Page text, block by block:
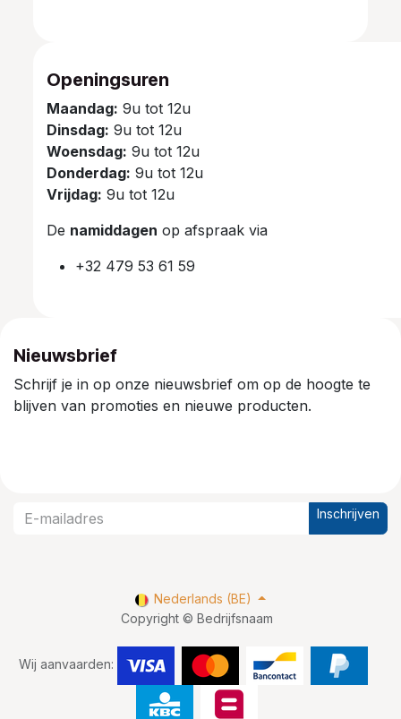
Openingsuren
Maandag: 9u tot 12u
Dinsdag: 9u tot 12u
Woensdag: 9u tot 12u
Donderdag: 9u tot 12u
Vrijdag: 9u tot 12u
De namiddagen op afspraak via
+32 479 53 61 59
Nieuwsbrief
Schrijf je in op onze nieuwsbrief om op de hoogte te
blijven van promoties en nieuwe producten.
Inschrijven
Copyright © Bedrijfsnaam
Wij aanvaarden:
Nederlands (BE)